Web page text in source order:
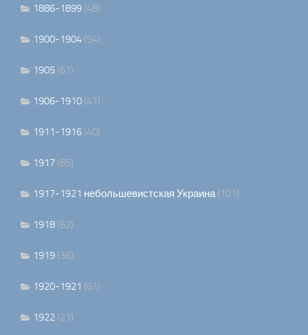
1886-1899 (48)
1900-1904 (54)
1905 (61)
1906-1910 (41)
1911-1916 (40)
1917 (85)
1917-1921 небольшевистская Украина(101)
1918 (62)
1919 (36)
1920-1921 (61)
1922 (21)